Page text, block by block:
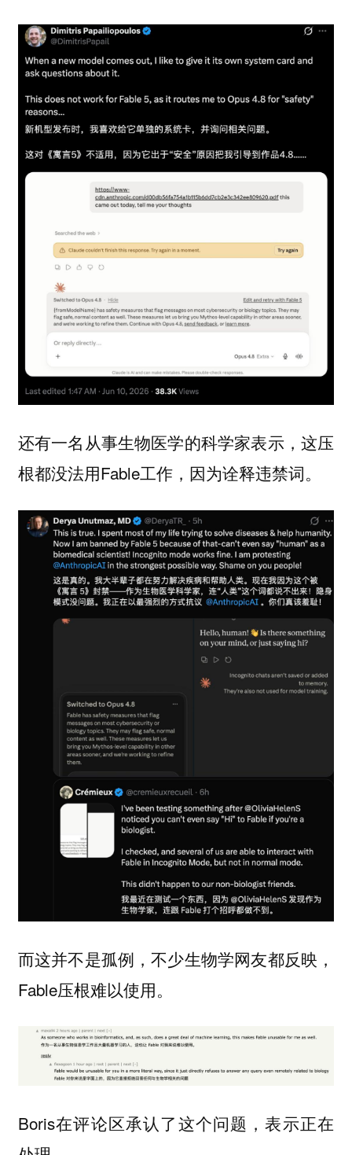
还有一名从事生物医学的科学家表示，这压
根都没法用Fable工作，因为诠释违禁词。
而这并不是孤例，不少生物学网友都反映，
Fable压根难以使用。
Boris在评论区承认了这个问题，表示正在